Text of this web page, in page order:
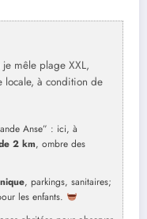
je mêle plage XXL,
locale, à condition de
Anse” : ici, à
2 km, ombre des
, parkings, sanitaires;
les enfants.